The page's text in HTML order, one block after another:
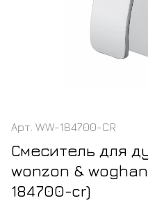
Арт. WW-184700-CR
Смеситель для
wonzon &
184700-cr)